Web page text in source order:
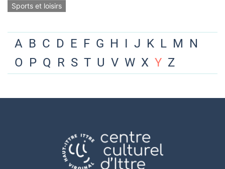
Sports et loisirs
A B C D E F G H I J K L M N
O P Q R S T U V W X Y Z